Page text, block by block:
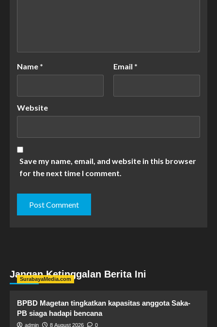
Name * Email *
Website
Save my name, email, and website in this browser
for the next time I comment.
Jangan Ketinggalan Berita Ini
SurabayaMedia.com
BPBD Magetan tingkatkan kapasitas anggota Saka-
PB siaga hadapi bencana
admin 8 August 2026 0